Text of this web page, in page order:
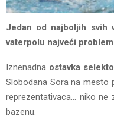
Jedan od najboljih svih
vaterpolu najveći
Iznenadna ostavka
Slobodana Sora na mesto
reprezentativaca… niko
bazenu.